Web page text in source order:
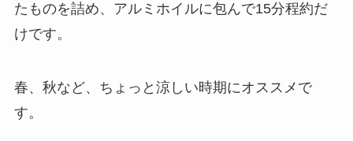
たものを詰め、アルミホイルに包んで15分程約だ
けです。
春、秋など、ちょっと涼しい時期にオススメで
す。